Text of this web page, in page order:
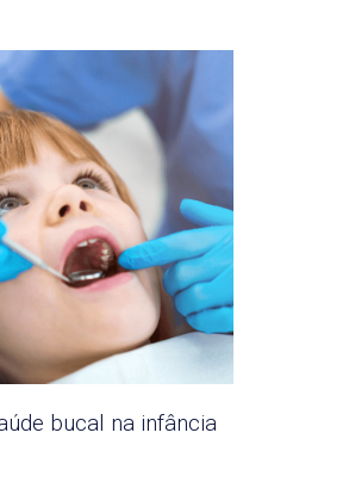
bucal na infância